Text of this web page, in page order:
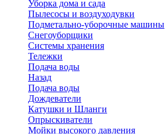
Уборка дома и сада
Пылесосы и воздуходувки
Подметально-уборочные машины
Снегоуборщики
Системы хранения
Тележки
Подача воды
Назад
Подача воды
Дождеватели
Катушки и Шланги
Опрыскиватели
Мойки высокого давления